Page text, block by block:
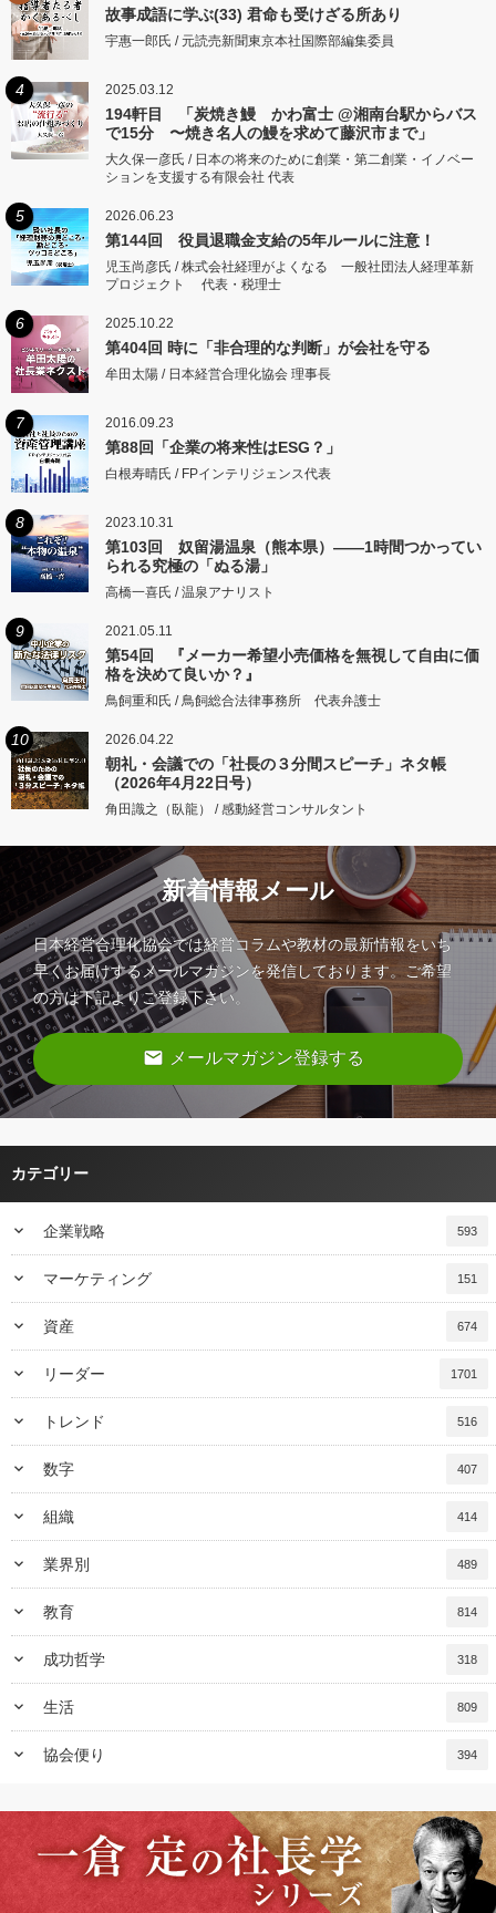
故事成語に学ぶ(33) 君命も受けざる所あり
宇惠一郎氏 / 元読売新聞東京本社国際部編集委員
4 2025.03.12
194軒目 「炭焼き鰻 かわ富士 @湘南台駅からバス
で15分 〜焼き名人の鰻を求めて藤沢市まで」
大久保一彦氏 / 日本の将来のために創業・第二創業・イノベー
ションを支援する有限会社 代表
5 2026.06.23
第144回 役員退職金支給の5年ルールに注意！
児玉尚彦氏 / 株式会社経理がよくなる 一般社団法人経理革新
プロジェクト 代表・税理士
6 2025.10.22
第404回 時に「非合理的な判断」が会社を守る
牟田太陽 / 日本経営合理化協会 理事長
7 2016.09.23
第88回「企業の将来性はESG？」
白根寿晴氏 / FPインテリジェンス代表
8 2023.10.31
第103回 奴留湯温泉（熊本県）――1時間つかってい
られる究極の「ぬる湯」
高橋一喜氏 / 温泉アナリスト
9 2021.05.11
第54回 『メーカー希望小売価格を無視して自由に価
格を決めて良いか？』
鳥飼重和氏 / 鳥飼総合法律事務所 代表弁護士
10 2026.04.22
朝礼・会議での「社長の３分間スピーチ」ネタ帳
（2026年4月22日号）
角田識之（臥龍） / 感動経営コンサルタント
新着情報メール
日本経営合理化協会では経営コラムや教材の最新情報をいち
早くお届けするメールマガジンを発信しております。ご希望
の方は下記よりご登録下さい。
email メールマガジン登録する
カテゴリー
keyboard_arrow_down 企業戦略 593
keyboard_arrow_down マーケティング 151
keyboard_arrow_down 資産 674
keyboard_arrow_down リーダー 1701
keyboard_arrow_down トレンド 516
keyboard_arrow_down 数字 407
keyboard_arrow_down 組織 414
keyboard_arrow_down 業界別 489
keyboard_arrow_down 教育 814
keyboard_arrow_down 成功哲学 318
keyboard_arrow_down 生活 809
keyboard_arrow_down 協会便り 394